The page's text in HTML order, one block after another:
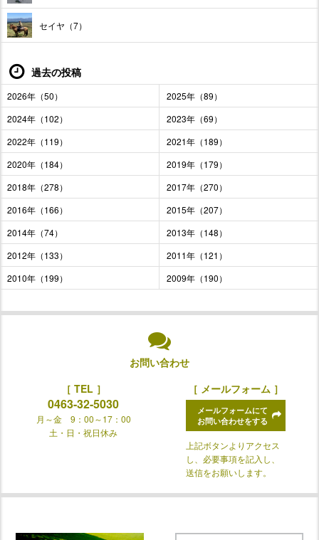
セイヤ（7）
過去の投稿
2026年（50）
2025年（89）
2024年（102）
2023年（69）
2022年（119）
2021年（189）
2020年（184）
2019年（179）
2018年（278）
2017年（270）
2016年（166）
2015年（207）
2014年（74）
2013年（148）
2012年（133）
2011年（121）
2010年（199）
2009年（190）
お問い合わせ
［ TEL ］
0463-32-5030
月～金 9：00～17：00
土・日・祝日休み
［ メールフォーム ］
メールフォームにて
お問い合わせをする
上記ボタンよりアクセス
し、必要事項を記入し、
送信をお願いします。